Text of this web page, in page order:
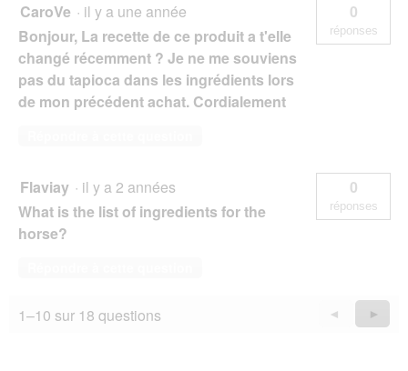
CaroVe · il y a une année
Bonjour, La recette de ce produit a t'elle
changé récemment ? Je ne me souviens
pas du tapioca dans les ingrédients lors
de mon précédent achat. Cordialement
0
réponses
Flaviay · il y a 2 années
What is the list of ingredients for the
horse?
0
réponses
1–10 sur 18 questions
Précédent
Questions
◄ ►